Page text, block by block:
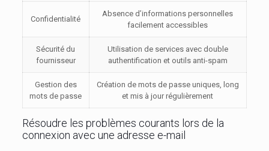
Confidentialité
Absence d’informations personnelles
facilement accessibles
Sécurité du
fournisseur
Utilisation de services avec double
authentification et outils anti-spam
Gestion des
mots de passe
Création de mots de passe uniques, long
et mis à jour régulièrement
Résoudre les problèmes courants lors de la
connexion avec une adresse e-mail